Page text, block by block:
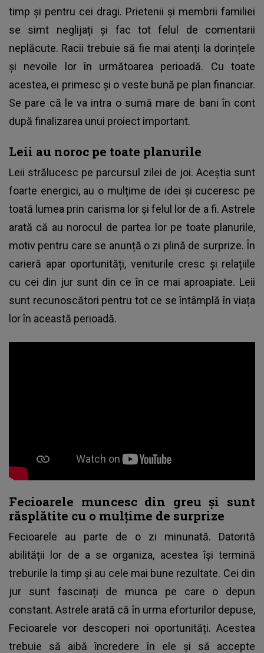
timp și pentru cei dragi. Prietenii și membrii familiei
se simt neglijați și fac tot felul de comentarii
neplăcute. Racii trebuie să fie mai atenți la dorințele
și nevoile lor în următoarea perioadă. Cu toate
acestea, ei primesc și o veste bună pe plan financiar.
Se pare că le va intra o sumă mare de bani în cont
după finalizarea unui proiect important.
Leii au noroc pe toate planurile
Leii strălucesc pe parcursul zilei de joi. Aceștia sunt
foarte energici, au o mulțime de idei și cuceresc pe
toată lumea prin carisma lor și felul lor de a fi. Astrele
arată că au norocul de partea lor pe toate planurile,
motiv pentru care se anunță o zi plină de surprize. În
carieră apar oportunități, veniturile cresc și relațiile
cu cei din jur sunt din ce în ce mai aproapiate. Leii
sunt recunoscători pentru tot ce se întâmplă în viața
lor în această perioadă.
Fecioarele muncesc din greu și sunt
răsplătite cu o mulțime de surprize
Fecioarele au parte de o zi minunată. Datorită
abilității lor de a se organiza, acestea își termină
treburile la timp și au cele mai bune rezultate. Cei din
jur sunt fascinați de munca pe care o depun
constant. Astrele arată că în urma eforturilor depuse,
Fecioarele vor descoperi noi oportunități. Acestea
trebuie să aibă încredere în ele și să accepte